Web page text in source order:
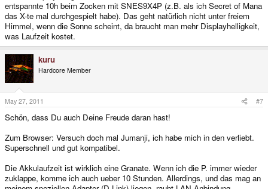
entspannte 10h beim Zocken mit SNES9X4P (z.B. als ich Secret of Mana
das X-te mal durchgespielt habe). Das geht natürlich nicht unter freiem
Himmel, wenn die Sonne scheint, da braucht man mehr Displayhelligkeit,
was Laufzeit kostet.
kuru
Hardcore Member
May 27, 2011 #7
Schön, dass Du auch Deine Freude daran hast!
Zum Browser: Versuch doch mal Jumanji, ich habe mich in den verliebt.
Superschnell und gut kompatibel.
Die Akkulaufzeit ist wirklich eine Granate. Wenn ich die P. immer wieder
zuklappe, komme ich auch ueber 10 Stunden. Allerdings, und das mag an